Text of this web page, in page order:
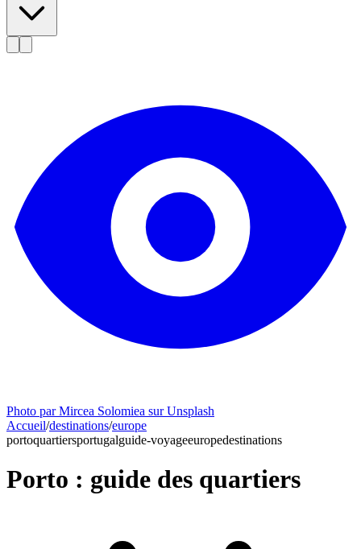
Photo par Mircea Solomiea sur Unsplash
Accueil/destinations/europe
portoquartiersportugalguide-voyageeuropedestinations
Porto : guide des quartiers